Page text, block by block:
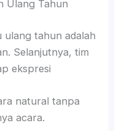
Ulang Tahun
ulang tahun adalah
Selanjutnya, tim
ekspresi
natural tanpa
acara.